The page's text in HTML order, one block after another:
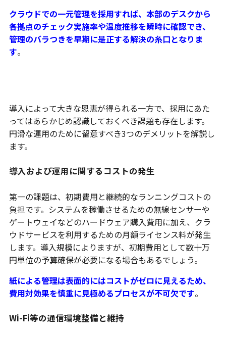
クラウドでの一元管理を採用すれば、本部のデスクから
各拠点のチェック実施率や温度推移を瞬時に確認でき、
管理のバラつきを早期に是正する解決の糸口となりま
す。
導入によって大きな恩恵が得られる一方で、採用にあた
ってはあらかじめ認識しておくべき課題も存在します。
円滑な運用のために留意すべき3つのデメリットを解説し
ます。
導入および運用に関するコストの発生
第一の課題は、初期費用と継続的なランニングコストの
負担です。システムを稼働させるための無線センサーや
ゲートウェイなどのハードウェア購入費用に加え、クラ
ウドサービスを利用するための月額ライセンス料が発生
します。導入規模によりますが、初期費用として数十万
円単位の予算確保が必要になる場合もあるでしょう。
紙による管理は表面的にはコストがゼロに見えるため、
費用対効果を慎重に見極めるプロセスが不可欠です。
Wi-Fi等の通信環境整備と維持